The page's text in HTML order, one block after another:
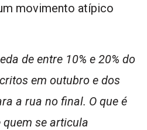
movimento atípico
de entre 10% e 20% do
em outubro e dos
a rua no final. O que é
quem se articula